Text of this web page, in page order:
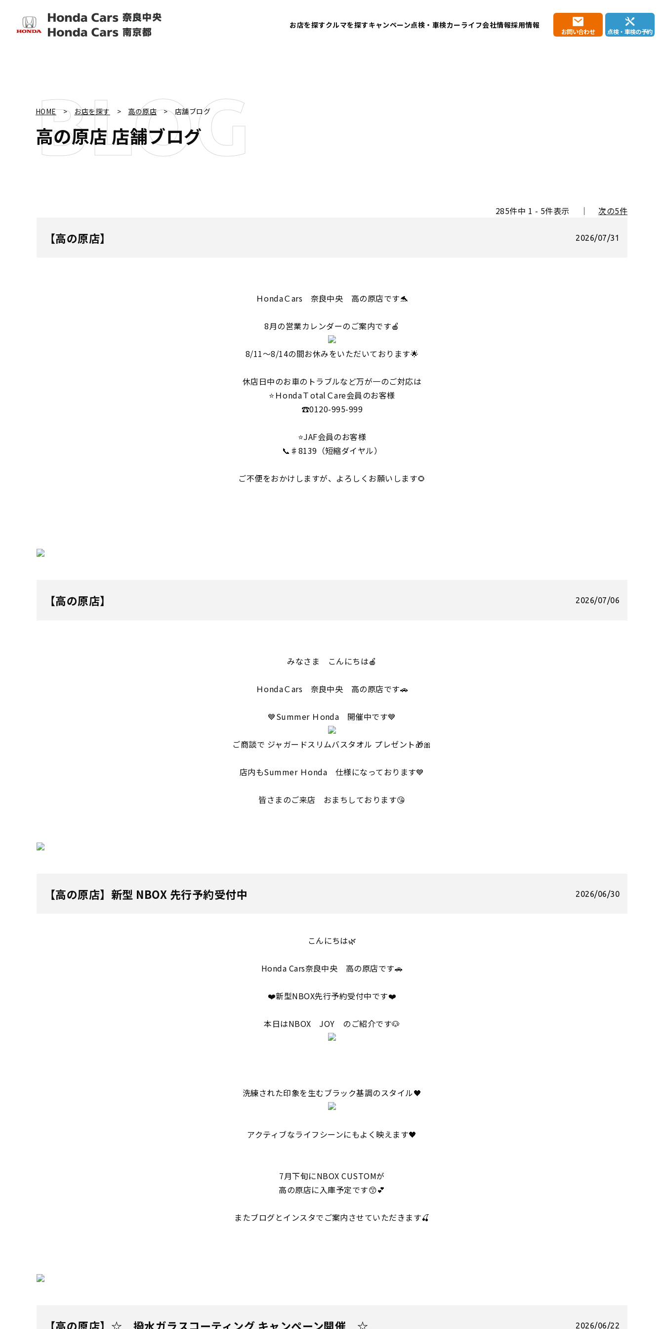
お店を探すクルマを探すキャンペーン点検・車検カーライフ会社情報採用情報
お問い合わせ 点検・車検の予約
高の原店 店舗ブログ
BLOG
HOME お店を探す 高の原店 店舗ブログ
285件中 1 - 5件表示 ｜次の5件
【高の原店】 2026/07/31
ＨondaＣars 奈良中央 高の原店です🐬
8月の営業カレンダーのご案内です🍎
8/11～8/14の間お休みをいただいております🌟
休店日中のお車のトラブルなど万が一のご対応は
⭐ＨondaＴotalＣare会員のお客様
☎️0120-995-999
⭐JAF会員のお客様
📞♯8139（短縮ダイヤル）
ご不便をおかけしますが、よろしくお願いします🌻
【高の原店】 2026/07/06
みなさま こんにちは🍎
ＨondaＣars 奈良中央 高の原店です🚗
💙Summer Ｈonda 開催中です💙
ご商談で ジャガードスリムバスタオル プレゼント🎁🎀
店内もSummer Ｈonda 仕様になっております💙
皆さまのご来店 おまちしております😘
【高の原店】新型 NBOX 先行予約受付中 2026/06/30
こんにちは🌿
Honda Cars奈良中央 高の原店です🚗
❤️新型NBOX先行予約受付中です❤️
本日はNBOX JOY のご紹介です🐶
洗練された印象を生むブラック基調のスタイル🖤
アクティブなライフシーンにもよく映えます🖤
7月下旬にNBOX CUSTOMが
高の原店に入庫予定です😙💕
またブログとインスタでご案内させていただきます🍒
【高の原店】☆ 撥水ガラスコーティング キャンペーン開催 ☆ 2026/06/22